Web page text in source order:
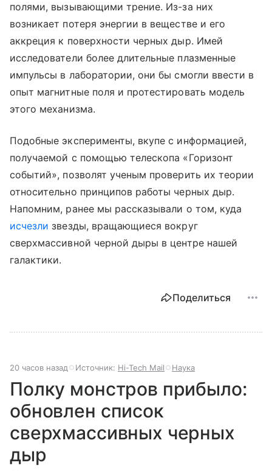
полями, вызывающими трение. Из-за них
возникает потеря энергии в веществе и его
аккреция к поверхности черных дыр. Имей
исследователи более длительные плазменные
импульсы в лаборатории, они бы смогли ввести в
опыт магнитные поля и протестировать модель
этого механизма.
Подобные эксперименты, вкупе с информацией,
получаемой с помощью телескопа «Горизонт
событий», позволят ученым проверить их теории
относительно принципов работы черных дыр.
Напомним, ранее мы рассказывали о том, куда
исчезли звезды, вращающиеся вокруг
сверхмассивной черной дыры в центре нашей
галактики.
Поделиться
20 часов назад Источник: Hi-Tech Mail Наука
Полку монстров прибыло:
обновлен список
сверхмассивных черных
дыр